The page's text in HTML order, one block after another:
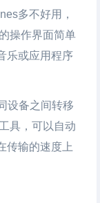
多不好用，
操作界面简单
乐或应用程序
设备之间转移
具，可以自动
传输的速度上